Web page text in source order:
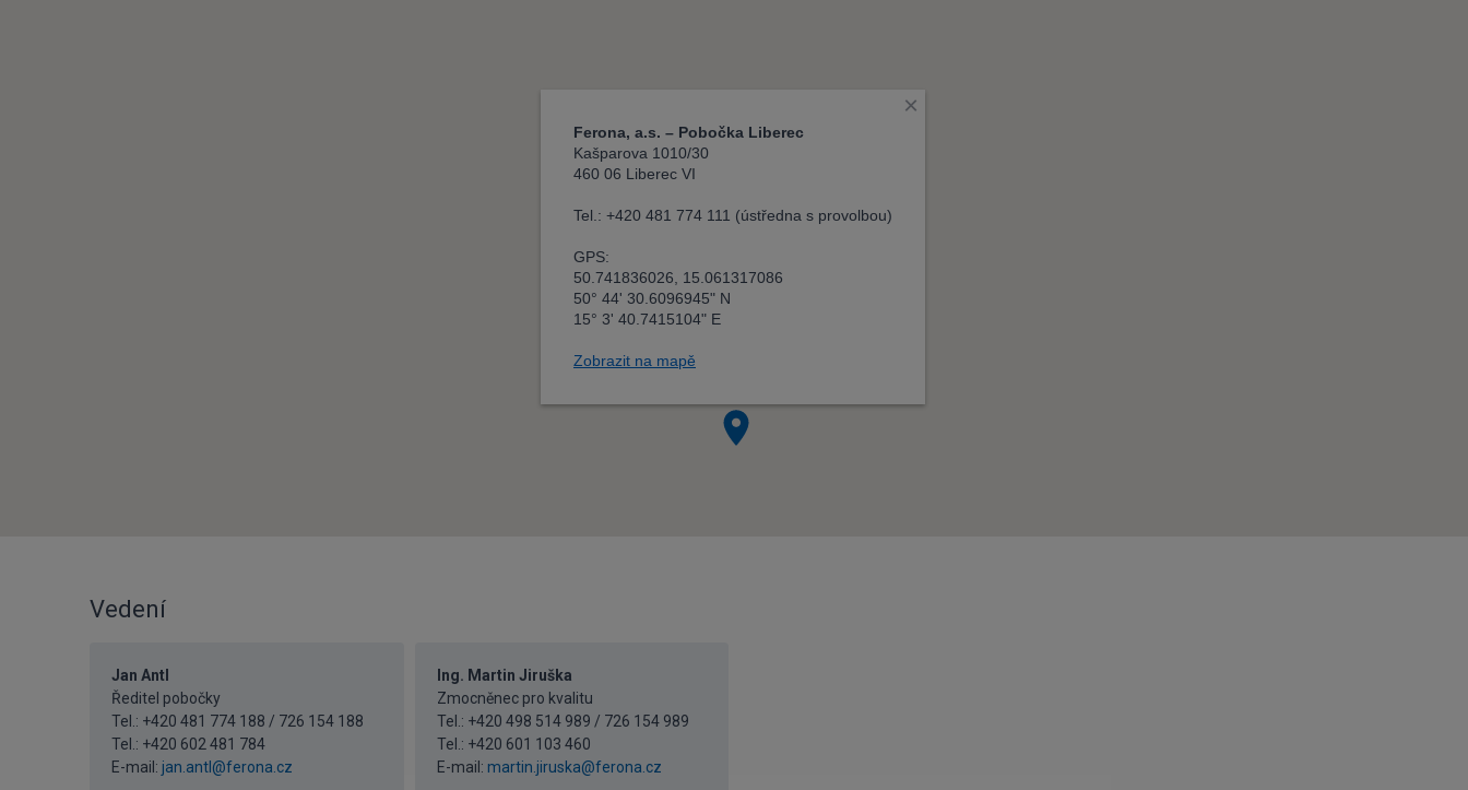
Vedení
Jan Antl
Ředitel pobočky
Tel.: +420 481 774 188 / 726 154 188
Tel.: +420 602 481 784
E-mail: jan.antl@ferona.cz
Ing. Martin Jiruška
Zmocněnec pro kvalitu
Tel.: +420 498 514 989 / 726 154 989
Tel.: +420 601 103 460
E-mail: martin.jiruska@ferona.cz